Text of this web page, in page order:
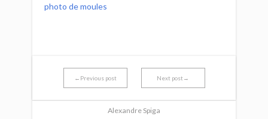
photo de moules
←Previous post Next post→
Alexandre Spiga